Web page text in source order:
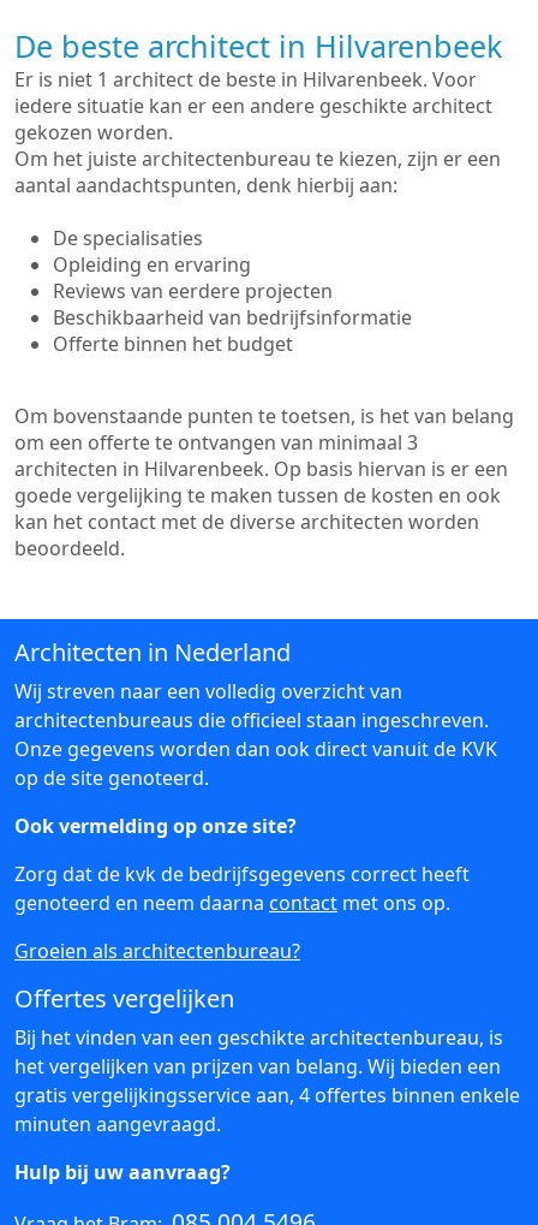
De beste architect in Hilvarenbeek
Er is niet 1 architect de beste in Hilvarenbeek. Voor
iedere situatie kan er een andere geschikte architect
gekozen worden.
Om het juiste architectenbureau te kiezen, zijn er een
aantal aandachtspunten, denk hierbij aan:
De specialisaties
Opleiding en ervaring
Reviews van eerdere projecten
Beschikbaarheid van bedrijfsinformatie
Offerte binnen het budget
Om bovenstaande punten te toetsen, is het van belang
om een offerte te ontvangen van minimaal 3
architecten in Hilvarenbeek. Op basis hiervan is er een
goede vergelijking te maken tussen de kosten en ook
kan het contact met de diverse architecten worden
beoordeeld.
Architecten in Nederland
Wij streven naar een volledig overzicht van
architectenbureaus die officieel staan ingeschreven.
Onze gegevens worden dan ook direct vanuit de KVK
op de site genoteerd.
Ook vermelding op onze site?
Zorg dat de kvk de bedrijfsgegevens correct heeft
genoteerd en neem daarna contact met ons op.
Groeien als architectenbureau?
Offertes vergelijken
Bij het vinden van een geschikte architectenbureau, is
het vergelijken van prijzen van belang. Wij bieden een
gratis vergelijkingsservice aan, 4 offertes binnen enkele
minuten aangevraagd.
Hulp bij uw aanvraag?